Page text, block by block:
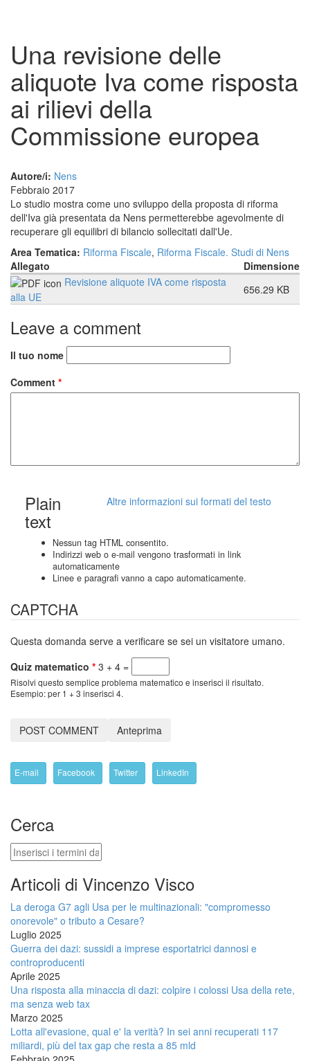
Una revisione delle
aliquote Iva come risposta
ai rilievi della
Commissione europea
Autore/i: Nens
Febbraio 2017
Lo studio mostra come uno sviluppo della proposta di riforma
dell'Iva già presentata da Nens permetterebbe agevolmente di
recuperare gli equilibri di bilancio sollecitati dall'Ue.
Area Tematica: Riforma Fiscale, Riforma Fiscale. Studi di Nens
Allegato
Dimensione
Revisione aliquote IVA come risposta
alla UE
656.29 KB
Leave a comment
Il tuo nome
Comment *
Altre informazioni sui formati del testo
Plain
text
Nessun tag HTML consentito.
Indirizzi web o e-mail vengono trasformati in link
automaticamente
Linee e paragrafi vanno a capo automaticamente.
CAPTCHA
Questa domanda serve a verificare se sei un visitatore umano.
Quiz matematico * 3 + 4 =
Risolvi questo semplice problema matematico e inserisci il risultato.
Esempio: per 1 + 3 inserisci 4.
E-mail Facebook Twitter LinkedIn
Cerca
Cerca
Articoli di Vincenzo Visco
La deroga G7 agli Usa per le multinazionali: "compromesso
onorevole" o tributo a Cesare?
Luglio 2025
Guerra dei dazi: sussidi a imprese esportatrici dannosi e
controproducenti
Aprile 2025
Una risposta alla minaccia di dazi: colpire i colossi Usa della rete,
ma senza web tax
Marzo 2025
Lotta all'evasione, qual e' la verità? In sei anni recuperati 117
miliardi, più del tax gap che resta a 85 mld